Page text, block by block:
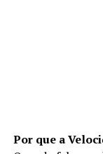
Por que a